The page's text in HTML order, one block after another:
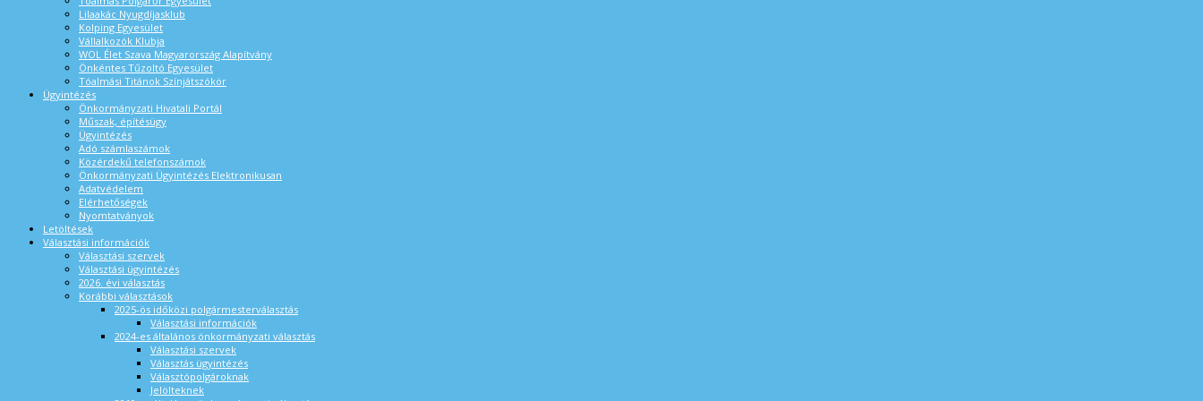
Lilaakác Nyugdíjasklub
Kolping Egyesület
Vállalkozók Klubja
WOL Élet Szava Magyarország Alapítvány
Önkéntes Tűzoltó Egyesület
Tóalmási Titánok Színjátszókör
Ügyintézés
Önkormányzati Hivatali Portál
Műszak, építésügy
Ügyintézés
Adó számlaszámok
Közérdekű telefonszámok
Önkormányzati Ügyintézés Elektronikusan
Adatvédelem
Elérhetőségek
Nyomtatványok
Letöltések
Választási információk
Választási szervek
Választási ügyintézés
2026. évi választás
Korábbi választások
2025-ös időközi polgármesterválasztás
Választási információk
2024-es általános önkormányzati választás
Választási szervek
Választás ügyintézés
Választópolgároknak
Jelölteknek